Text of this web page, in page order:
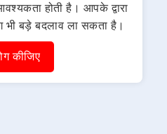
होती है। आपके द्वारा
भी बड़े बदलाव ला सकता है।
कीजिए